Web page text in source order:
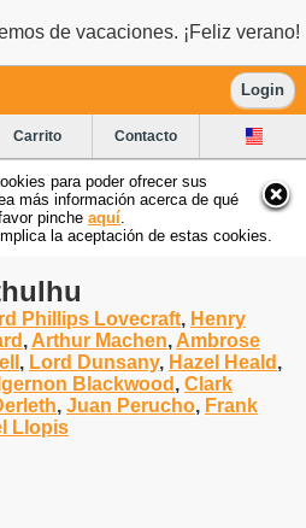
de vacaciones. ¡Feliz verano!
Login
Carrito Contacto
para poder ofrecer sus
más información acerca de qué
pinche aquí
la aceptación de estas cookies.
Phillips Lovecraft, Henry
, Arthur Machen, Ambrose
, Lord Dunsany, Hazel Heald ,
Blackwood , Clark
, Juan Perucho, Frank
Llopis